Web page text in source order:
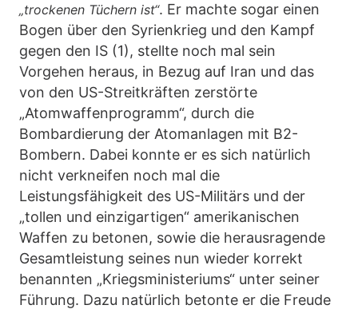
„trockenen Tüchern ist“. Er machte sogar einen
Bogen über den Syrienkrieg und den Kampf
gegen den IS (1), stellte noch mal sein
Vorgehen heraus, in Bezug auf Iran und das
von den US-Streitkräften zerstörte
„Atomwaffenprogramm“, durch die
Bombardierung der Atomanlagen mit B2-
Bombern. Dabei konnte er es sich natürlich
nicht verkneifen noch mal die
Leistungsfähigkeit des US-Militärs und der
„tollen und einzigartigen“ amerikanischen
Waffen zu betonen, sowie die herausragende
Gesamtleistung seines nun wieder korrekt
benannten „Kriegsministeriums“ unter seiner
Führung. Dazu natürlich betonte er die Freude